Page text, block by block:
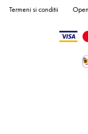
Termeni si conditii